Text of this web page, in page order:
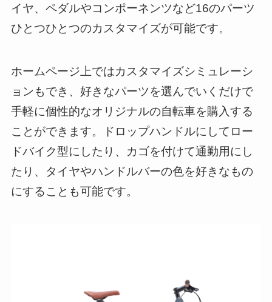
イヤ、ペダルやコンポーネンツなど16のパーツ
ひとつひとつのカスタマイズが可能です。
ホームページ上ではカスタマイズシミュレーシ
ョンもでき、好きなパーツを選んでいくだけで
手軽に個性的なオリジナルの自転車を購入する
ことができます。ドロップハンドルにしてロー
ドバイク型にしたり、カゴを付けて通勤用にし
たり、タイヤやハンドルバーの色を好きなもの
にすることも可能です。